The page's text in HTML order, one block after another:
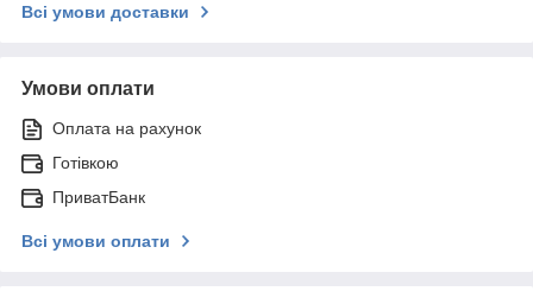
Всі умови доставки
Умови оплати
Оплата на рахунок
Готівкою
ПриватБанк
Всі умови оплати